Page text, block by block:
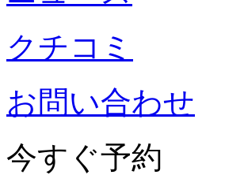
クチコミ
お問い合わせ
今すぐ予約